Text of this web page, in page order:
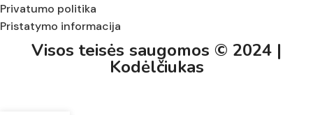
Privatumo politika
Pristatymo informacija
Visos teisės saugomos © 2024 |
Kodėlčiukas